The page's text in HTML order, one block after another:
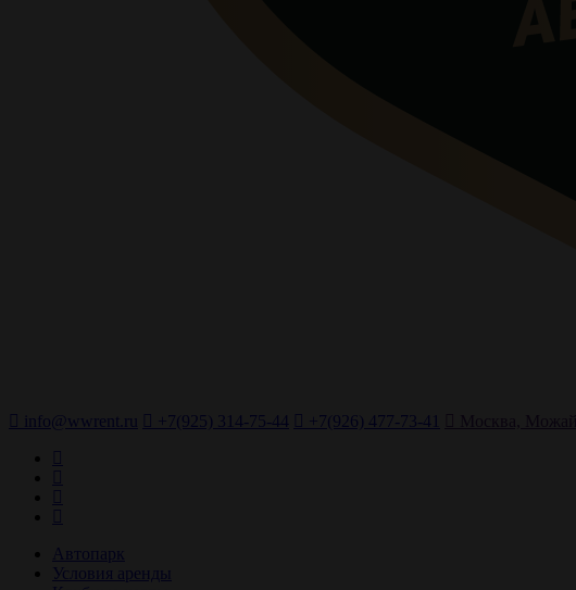
info@wwrent.ru +7(925) 314-75-44 +7(926) 477-73-41
Автопарк
Условия аренды